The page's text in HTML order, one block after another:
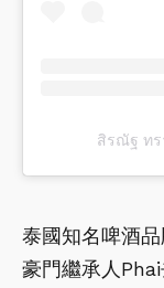
สิรณัฐ ทร
泰國知名啤酒
豪門繼承人